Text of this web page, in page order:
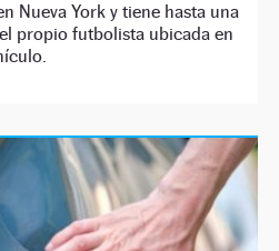
Nueva York y tiene hasta una
propio futbolista ubicada en